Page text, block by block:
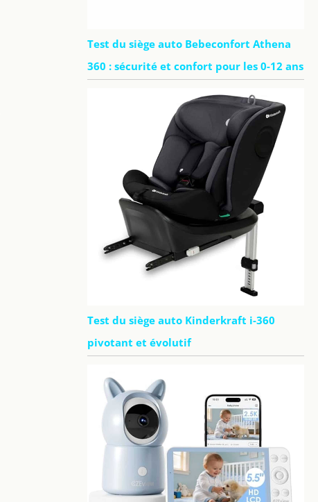
Test du siège auto Bebeconfort Athena
360 : sécurité et confort pour les 0-12 ans
Test du siège auto Kinderkraft i-360
pivotant et évolutif